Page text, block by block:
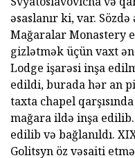
əsaslanır ki, var.
Mağaralar Monastery
gizlətmək üçün vaxt
Lodge işarəsi inşa
edildi, burada hər an
taxta chapel
mağara ildə inşa
edilib və bağlanıldı.
Golitsyn öz vəsaiti